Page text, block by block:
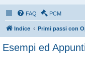
FAQ PCM
Indice Primi passi con
Esempi ed Appunti